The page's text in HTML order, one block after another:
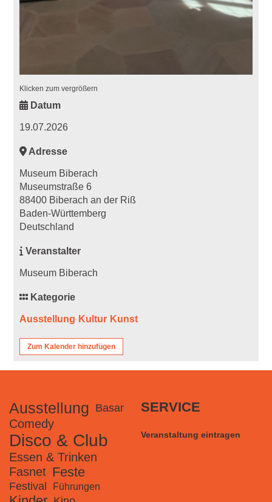
Klicken zum vergrößern
Datum
19.07.2026
Adresse
Museum Biberach
Museumstraße 6
88400 Biberach an der Riß
Baden-Württemberg
Deutschland
Veranstalter
Museum Biberach
Kategorie
Ausstellung Kultur Kunst
Zum Kalender hinzufügen
Ausstellung Basar
Comedy
Disco & Club
Essen & Trinken
Fasnet Feste
Festival Führungen
SERVICE
Veranstaltung eintragen